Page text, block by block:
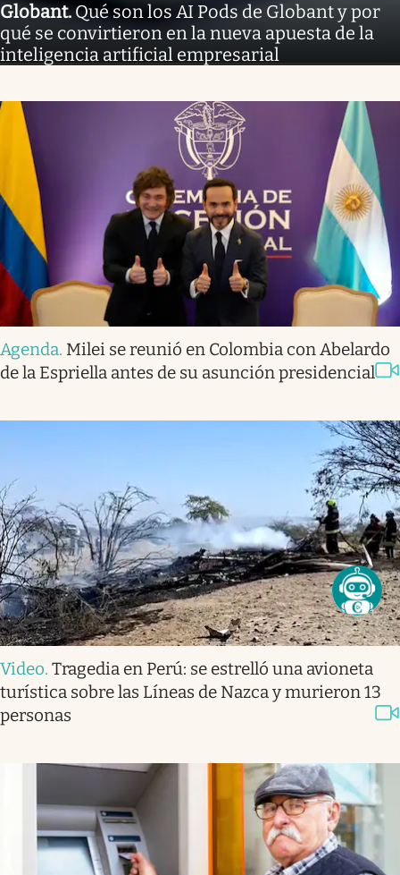
Globant.Qué son los AI Pods de Globant y por
qué se convirtieron en la nueva apuesta de la
inteligencia artificial empresarial
Agenda. Milei se reunió en Colombia con Abelardo
de la Espriella antes de su asunción presidencial
Video. Tragedia en Perú: se estrelló una avioneta
turística sobre las Líneas de Nazca y murieron 13
personas